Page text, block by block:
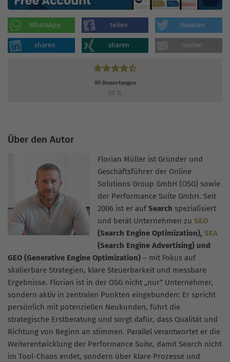
WhatsApp teilen tweeten
sharen sharen mailen
99Bewertungen
90 %
Über den Autor
Florian Müller ist Gründer und
Geschäftsführer der Online
Solutions Group GmbH (OSG) sowie
der Performance Suite GmbH. Seit
2006 ist er aufSearch spezialisiert
und berät Unternehmen zu SEO
(Search Engine Optimization), SEA
(Search Engine Advertising) und
GEO (Generative Engine Optimization) – mit Fokus auf
skalierbare Strategien, klare Steuerbarkeit und messbare
Ergebnisse. Florian ist in der OSG nicht „nur“ Unternehmer,
sondern aktiv in zentralen Punkten eingebunden: Er spricht
persönlich mit potenziellen Neukunden, führt die
strategische Erstberatung und sorgt dafür, dass Qualität und
Richtung von Beginn an stimmen. Parallel verantwortet er die
Weiterentwicklung der Performance Suite, damit Search nicht
im Tool-Chaos endet, sondern über klare Prozesse und